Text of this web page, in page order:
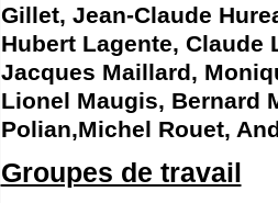
Gillet, Jean-Claude
Hubert Lagente, Claude
Jacques Maillard,
Lionel Maugis, Bernard
Polian,Michel Rouet,
Groupes de travail